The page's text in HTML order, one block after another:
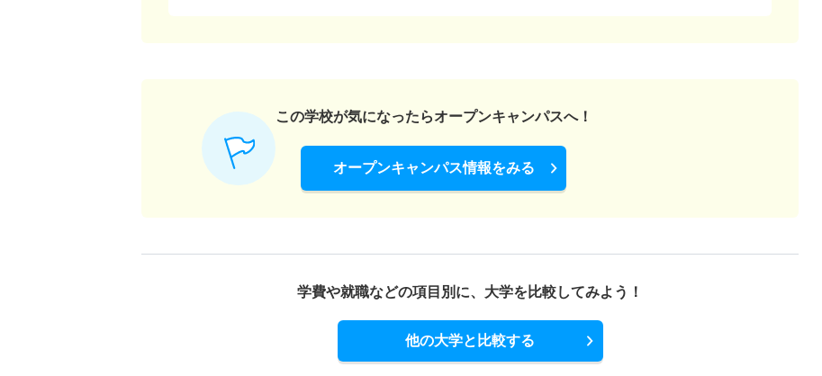
この学校が気になったらオープンキャンパスへ！
オープンキャンパス情報をみる
学費や就職などの項目別に、 大学を比較してみよう！
他の大学と比較する